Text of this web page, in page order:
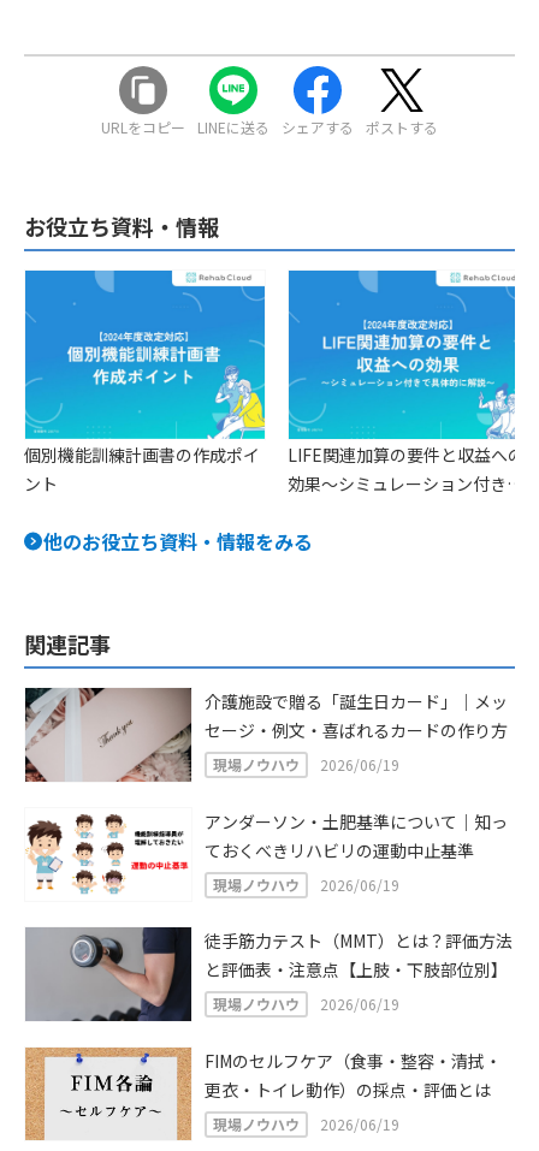
URLをコピー LINEに送る シェアする ポストする
お役立ち資料・情報
個別機能訓練計画書の作成ポイ
ント
LIFE関連加算の要件と収益への
効果〜シミュレーション付きで
他のお役立ち資料・情報をみる
関連記事
介護施設で贈る「誕生日カード」｜メッ
セージ・例文・喜ばれるカードの作り方
現場ノウハウ 2026/06/19
アンダーソン・土肥基準について｜知っ
ておくべきリハビリの運動中止基準
現場ノウハウ 2026/06/19
徒手筋力テスト（MMT）とは？評価方法
と評価表・注意点【上肢・下肢部位別】
現場ノウハウ 2026/06/19
FIMのセルフケア（食事・整容・清拭・
更衣・トイレ動作）の採点・評価とは
現場ノウハウ 2026/06/19